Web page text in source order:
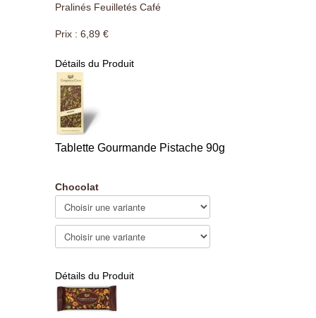
Pralinés Feuilletés Café
Prix : 6,89 €
Détails du Produit
Tablette Gourmande Pistache 90g
Chocolat
Détails du Produit